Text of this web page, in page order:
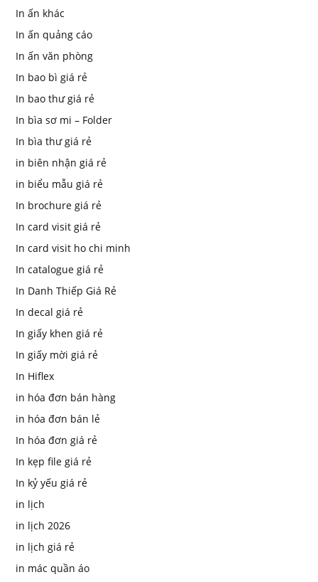
In ấn khác
In ấn quảng cáo
In ấn văn phòng
In bao bì giá rẻ
In bao thư giá rẻ
In bìa sơ mi – Folder
In bìa thư giá rẻ
in biên nhận giá rẻ
in biểu mẫu giá rẻ
In brochure giá rẻ
In card visit giá rẻ
In card visit ho chi minh
In catalogue giá rẻ
In Danh Thiếp Giá Rẻ
In decal giá rẻ
In giấy khen giá rẻ
In giấy mời giá rẻ
In Hiflex
in hóa đơn bán hàng
in hóa đơn bán lẻ
In hóa đơn giá rẻ
In kẹp file giá rẻ
In kỷ yếu giá rẻ
in lịch
in lịch 2026
in lịch giá rẻ
in mác quần áo